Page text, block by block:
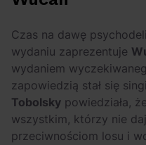
Czas na dawę
wydaniu zaprezentuje
wydaniem
zapowiedzią stał się
Tobolsky powiedziała,
wszystkim, którzy nie
przeciwnościom losu i